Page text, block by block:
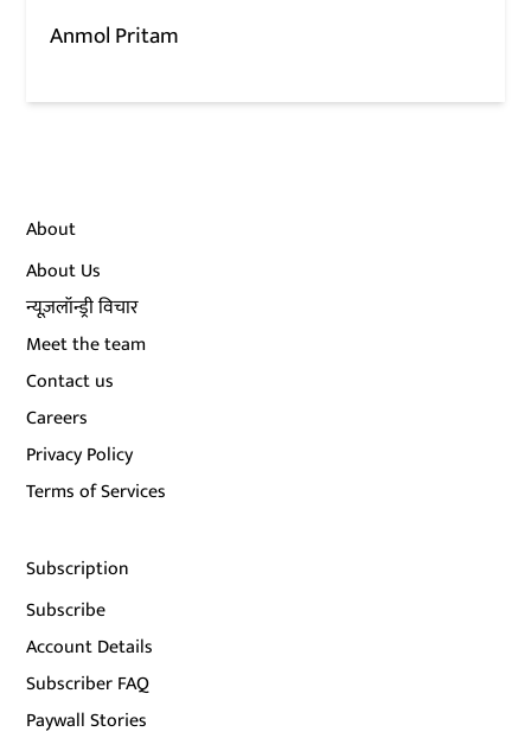
Anmol Pritam
About
About Us
न्यूज़लॉन्ड्री विचार
Meet the team
Contact us
Careers
Privacy Policy
Terms of Services
Subscription
Subscribe
Account Details
Subscriber FAQ
Paywall Stories